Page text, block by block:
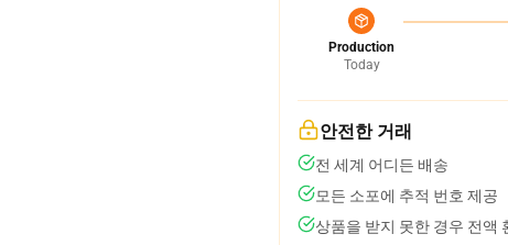
Production
Today
안전한 거래
전 세계 어디든 배송
모든 소포에 추적 번호 제공
상품을 받지 못한 경우 전액